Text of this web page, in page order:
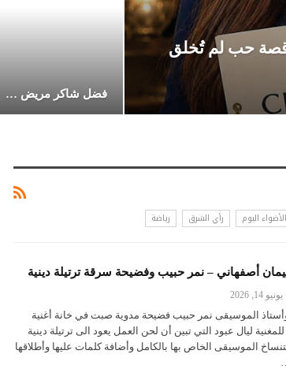
قصة حب لم تُخلق
فضل شاكر مريض …
اليوم رأي الشرق رياضة
أصفهاني – نمر حبيب وفضيحة سرقة ترتيلة دينية
يونيو 14, 2026
الموسيقى نمر حبيب فضيحة مدوية صبت في خانة أغنية
ليال عبود التي تبين أن لحن العمل يعود الى ترتيلة دينية
الموسيقى الخاص بها بالكامل وأضافة كلمات عليها وأطلاقها